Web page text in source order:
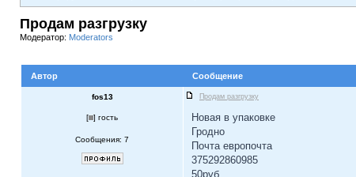
Продам разгрузку
Модератор: Moderators
Автор
Сообщение
fos13 Продам разгрузку
[ ] гость
Сообщения: 7
Новая в упаковке
Гродно
Почта европочта
375292860985
50руб